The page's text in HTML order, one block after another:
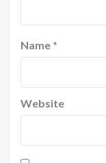
Name *
Website